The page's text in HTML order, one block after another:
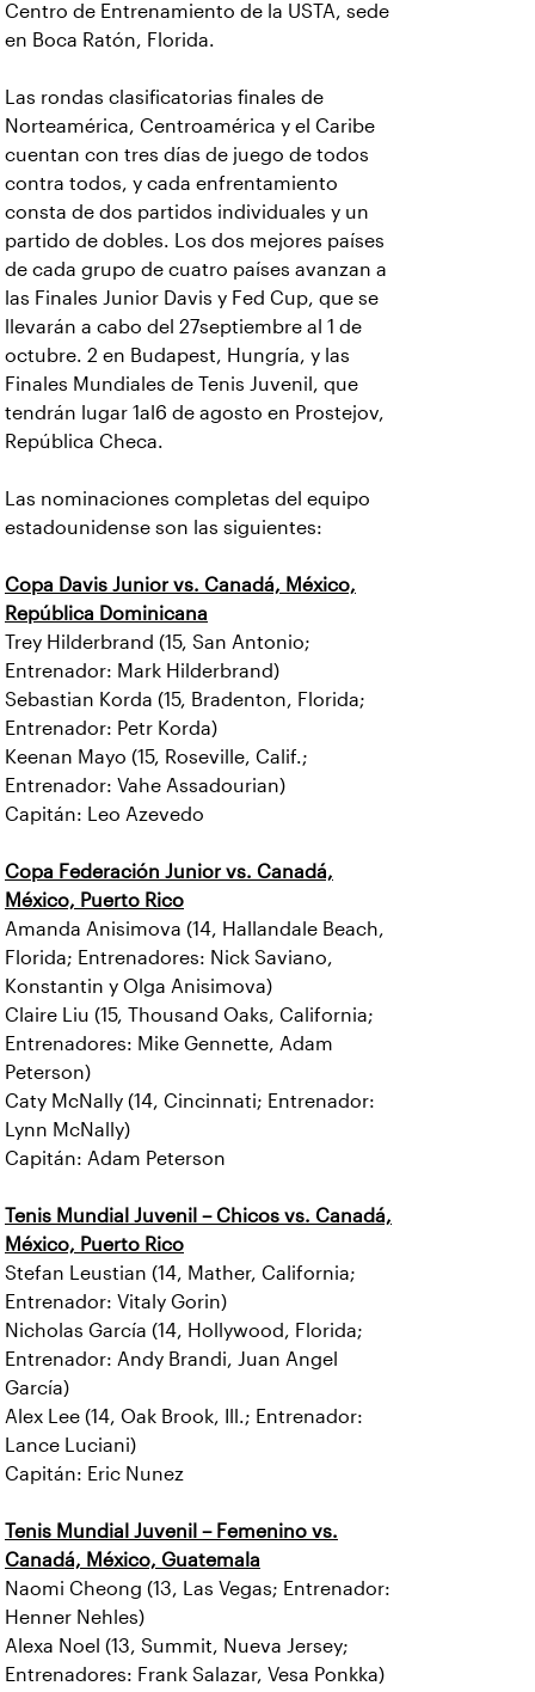
Centro de Entrenamiento de la USTA, sede
en Boca Ratón, Florida.
Las rondas clasificatorias finales de
Norteamérica, Centroamérica y el Caribe
cuentan con tres días de juego de todos
contra todos, y cada enfrentamiento
consta de dos partidos individuales y un
partido de dobles. Los dos mejores países
de cada grupo de cuatro países avanzan a
las Finales Junior Davis y Fed Cup, que se
llevarán a cabo del 27septiembre al 1 de
octubre. 2 en Budapest, Hungría, y las
Finales Mundiales de Tenis Juvenil, que
tendrán lugar 1al6 de agosto en Prostejov,
República Checa.
Las nominaciones completas del equipo
estadounidense son las siguientes:
Copa Davis Junior vs. Canadá, México,
República Dominicana
Trey Hilderbrand (15, San Antonio;
Entrenador: Mark Hilderbrand)
Sebastian Korda (15, Bradenton, Florida;
Entrenador: Petr Korda)
Keenan Mayo (15, Roseville, Calif.;
Entrenador: Vahe Assadourian)
Capitán: Leo Azevedo
Copa Federación Junior vs. Canadá,
México, Puerto Rico
Amanda Anisimova (14, Hallandale Beach,
Florida; Entrenadores: Nick Saviano,
Konstantin y Olga Anisimova)
Claire Liu (15, Thousand Oaks, California;
Entrenadores: Mike Gennette, Adam
Peterson)
Caty McNally (14, Cincinnati; Entrenador:
Lynn McNally)
Capitán: Adam Peterson
Tenis Mundial Juvenil – Chicos vs. Canadá,
México, Puerto Rico
Stefan Leustian (14, Mather, California;
Entrenador: Vitaly Gorin)
Nicholas García (14, Hollywood, Florida;
Entrenador: Andy Brandi, Juan Angel
García)
Alex Lee (14, Oak Brook, Ill.; Entrenador:
Lance Luciani)
Capitán: Eric Nunez
Tenis Mundial Juvenil – Femenino vs.
Canadá, México, Guatemala
Naomi Cheong (13, Las Vegas; Entrenador:
Henner Nehles)
Alexa Noel (13, Summit, Nueva Jersey;
Entrenadores: Frank Salazar, Vesa Ponkka)